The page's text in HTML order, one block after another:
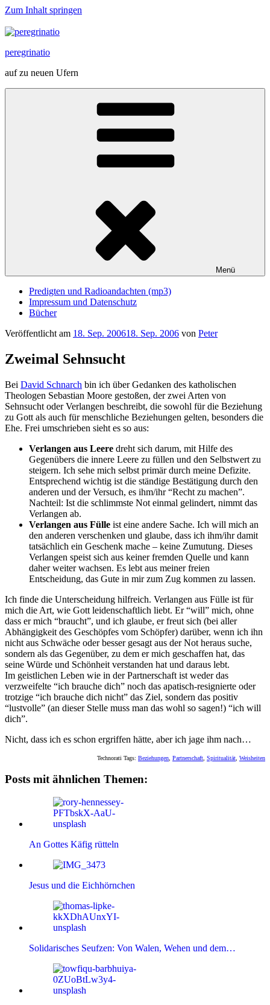
Zum Inhalt springen
peregrinatio
auf zu neuen Ufern
Menü
Predigten und Radioandachten (mp3)
Impressum und Datenschutz
Bücher
Veröffentlicht am 18. Sep. 200618. Sep. 2006 von Peter
Zweimal Sehnsucht
Bei David Schnarch bin ich über Gedanken des katholischen
Theologen Sebastian Moore gestoßen, der zwei Arten von
Sehnsucht oder Verlangen beschreibt, die sowohl für die Beziehung
zu Gott als auch für menschliche Beziehungen gelten, besonders die
Ehe. Frei umschrieben sieht es so aus:
Verlangen aus Leere dreht sich darum, mit Hilfe des
Gegenübers die innere Leere zu füllen und den Selbstwert zu
steigern. Ich sehe mich selbst primär durch meine Defizite.
Entsprechend wichtig ist die ständige Bestätigung durch den
anderen und der Versuch, es ihm/ihr “Recht zu machen”.
Nachteil: Ist die schlimmste Not einmal gelindert, nimmt das
Verlangen ab.
Verlangen aus Fülle ist eine andere Sache. Ich will mich an
den anderen verschenken und glaube, dass ich ihm/ihr damit
tatsächlich ein Geschenk mache – keine Zumutung. Dieses
Verlangen speist sich aus keiner fremden Quelle und kann
daher weiter wachsen. Es lebt aus meiner freien
Entscheidung, das Gute in mir zum Zug kommen zu lassen.
Ich finde die Unterscheidung hilfreich. Verlangen aus Fülle ist für
mich die Art, wie Gott leidenschaftlich liebt. Er “will” mich, ohne
dass er mich “braucht”, und ich glaube, er freut sich (bei aller
Abhängigkeit des Geschöpfes vom Schöpfer) darüber, wenn ich ihn
nicht aus Schwäche oder besser gesagt aus der Not heraus suche,
sondern als das Gegenüber, zu dem er mich geschaffen hat, das
seine Würde und Schönheit verstanden hat und daraus lebt.
Im geistlichen Leben wie in der Partnerschaft ist weder das
verzweifelte “ich brauche dich” noch das apatisch-resignierte oder
trotzige “ich brauche dich nicht” das Ziel, sondern das positiv
“lustvolle” (an dieser Stelle muss man das wohl so sagen!) “ich will
dich”.
Nicht, dass ich es schon ergriffen hätte, aber ich jage ihm nach…
Technorati Tags: Beziehungen Partnerschaft Spiritualität Weisheiten
Posts mit ähnlichen Themen:
An Gottes Käfig rütteln
Jesus und die Eichhörnchen
Solidarisches Seufzen: Von Walen, Wehen und dem…